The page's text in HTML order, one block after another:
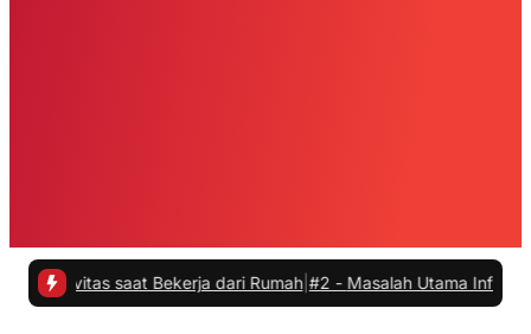
saat Bekerja dari Rumah |#2 -Masalah Utama Infrastruktur